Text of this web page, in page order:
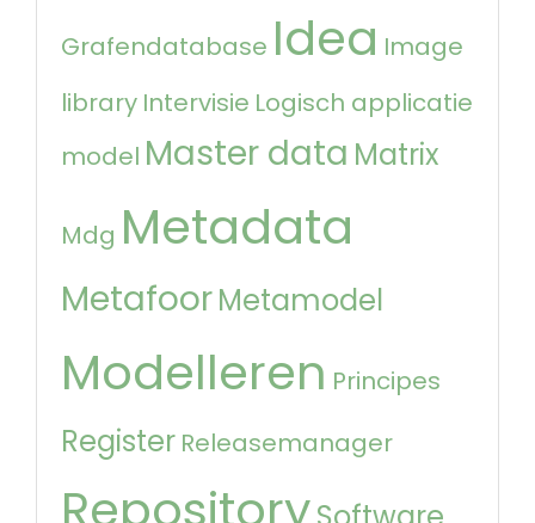
Grafendatabase Idea Image
library Intervisie Logisch applicatie
model Master data Matrix
Mdg Metadata
MetafoorMetamodel
Modelleren Principes
Register Releasemanager